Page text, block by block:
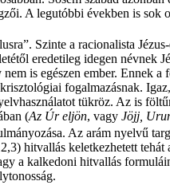
A legutóbbi években is
Szinte a racionalista
eredetileg idegen
is egészen ember. Ennek
fogalmazásnak.
tükröz. Az is
(Az Úr eljön, vagyJöjj,
Az arám nyelvű
hitvallás keletkezhetett
a kalkedoni hitvallás